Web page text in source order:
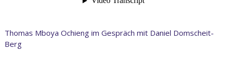
Thomas Mboya Ochieng im Gespräch mit Daniel Domscheit-
Berg